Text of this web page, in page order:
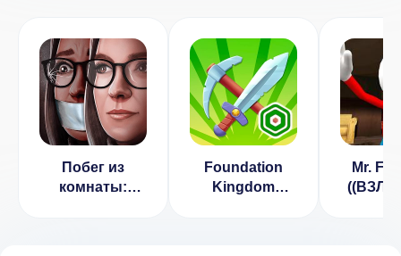
Побег из
комнаты:
Foundation
Kingdom
Mr.